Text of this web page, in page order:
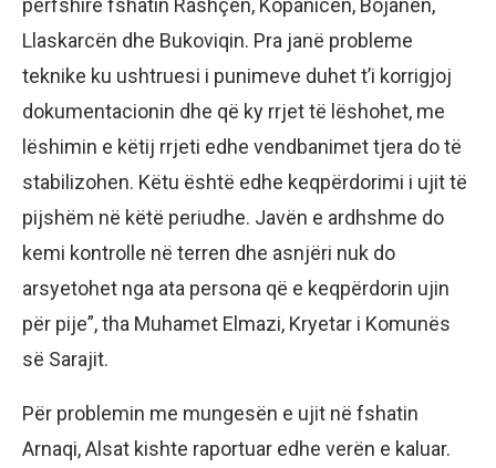
përfshirë fshatin Rashçën, Kopanicën, Bojanën,
Llaskarcën dhe Bukoviqin. Pra janë probleme
teknike ku ushtruesi i punimeve duhet t’i korrigjoj
dokumentacionin dhe që ky rrjet të lëshohet, me
lëshimin e këtij rrjeti edhe vendbanimet tjera do të
stabilizohen. Këtu është edhe keqpërdorimi i ujit të
pijshëm në këtë periudhe. Javën e ardhshme do
kemi kontrolle në terren dhe asnjëri nuk do
arsyetohet nga ata persona që e keqpërdorin ujin
për pije”, tha Muhamet Elmazi, Kryetar i Komunës
së Sarajit.
Për problemin me mungesën e ujit në fshatin
Arnaqi, Alsat kishte raportuar edhe verën e kaluar.